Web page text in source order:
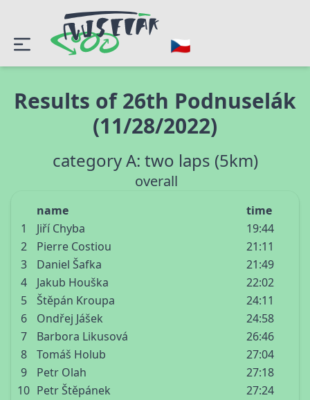
Results of 26th Podnuselák
(11/28/2022)
category A: two laps (5km)
overall
name
time
1
Jiří Chyba
19:44
2
Pierre Costiou
21:11
3
Daniel Šafka
21:49
4
Jakub Houška
22:02
5
Štěpán Kroupa
24:11
6
Ondřej Jášek
24:58
7
Barbora Likusová
26:46
8
Tomáš Holub
27:04
9
Petr Olah
27:18
10 Petr Štěpánek
27:24